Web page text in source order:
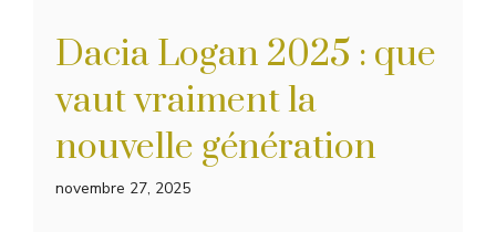
Dacia Logan 2025 : que
vaut vraiment la
nouvelle génération
novembre 27, 2025